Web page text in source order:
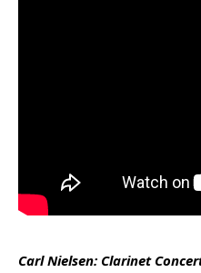
Carl Nielsen: Clarinet